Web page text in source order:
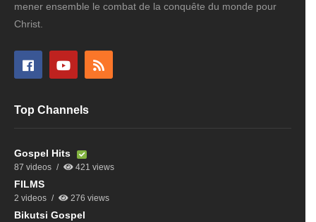
mener ensemble le combat de la conquête du monde pour
Christ.
Top Channels
Gospel Hits
87 videos 421 views
FILMS
2 videos 276 views
Bikutsi Gospel